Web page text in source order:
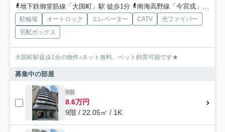
地下鉄御堂筋線「大国町」駅 徒歩1分
南海高野線「今宮戎」駅 徒歩7分
駐輪場 オートロック エレベーター CATV
光ファイバー
宅配ボックス
大国町駅徒歩1分の物件♪ネット無料、ペット飼育可能です★
募集中の部屋
9階
8.6万円
9階 / 22.05㎡ / 1K